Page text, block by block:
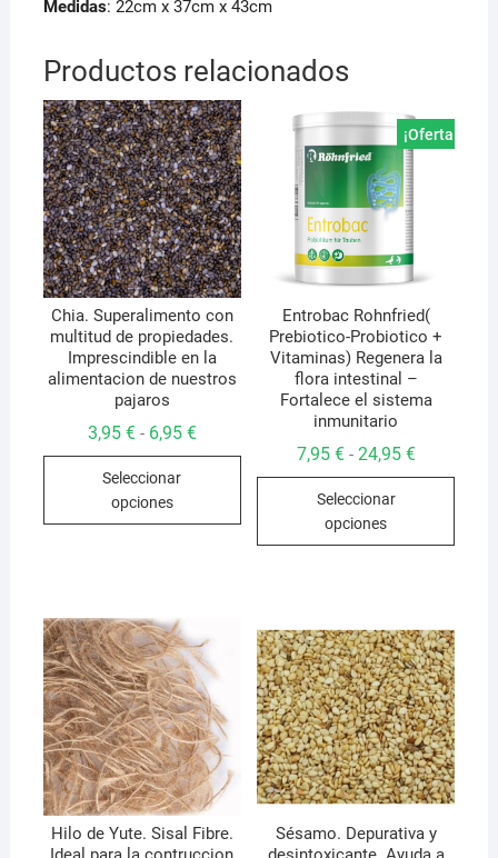
Medidas: 22cm x 37cm x 43cm
Productos relacionados
Chia. Superalimento con
multitud de propiedades.
Imprescindible en la
alimentacion de nuestros
pajaros
3,95 € - 6,95 €Rango
6,95 €
Seleccionar
opciones
Este
múltiples
se
pueden
elegir
en
página
de
producto
¡Oferta!
Entrobac Rohnfried(
Prebiotico-Probiotico +
Vitaminas) Regenera la
flora intestinal –
Fortalece el sistema
inmunitario
7,95 € - 24,95 €Rango
24,95 €
Seleccionar
opciones
se
elegir
en
la
Hilo de Yute. Sisal Fibre.
Sésamo. Depurativa y